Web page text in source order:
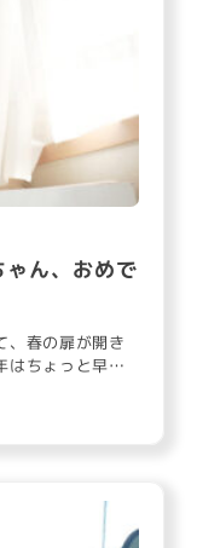
ん、おめで
、春の扉が開き
はちょっと早い